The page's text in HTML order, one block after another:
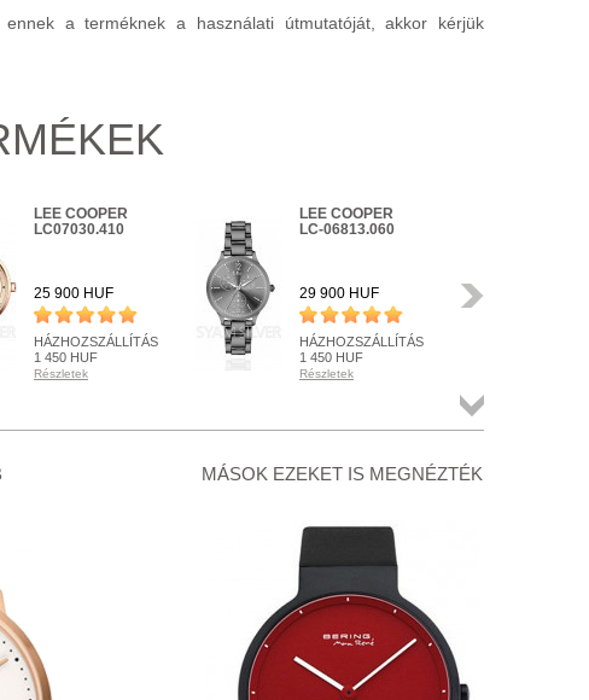
a terméknek a használati útmutatóját, akkor kérjük
LEE COOPER
LC07030.410
25 900 HUF
HÁZHOZSZÁLLÍTÁS
1 450 HUF
Részletek
LEE COOPER
LC-06813.060
29 900 HUF
HÁZHOZSZÁLLÍTÁS
1 450 HUF
Részletek
MÁSOK EZEKET IS MEGNÉZTÉK